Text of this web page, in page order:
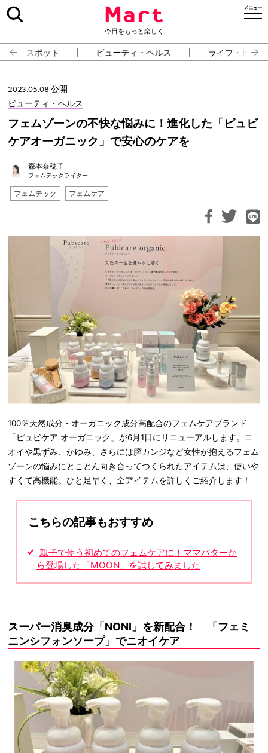
今日をもっと楽しく
スポット ビューティ・ヘルス ライフ・ピー
2023.05.08 公開
ビューティ・ヘルス
フェムゾーンの不快な悩みに！進化した「ピュビ
ケアオーガニック」で安心のケアを
森本奈穂子
フェムテックライター
フェムテック フェムケア
100％天然成分・オーガニック成分高配合のフェムケアブランド
「ピュビケア オーガニック」が6月1日にリニューアルします。ニ
オイや黒ずみ、かゆみ、さらには膣カンジなど女性が抱えるフェム
ゾーンの悩みにとことん向き合ってつくられたアイテムは、使いや
すくて高機能。ひと足早く、全アイテムを詳しくご紹介します！
こちらの記事もおすすめ
親子で使う初めてのフェムケアに！ママバターか
ら登場した「MOON」を試してみました
スーパー消臭成分「NONI」を新配合！ 「フェミ
ニンシフォンソープ」でニオイケア